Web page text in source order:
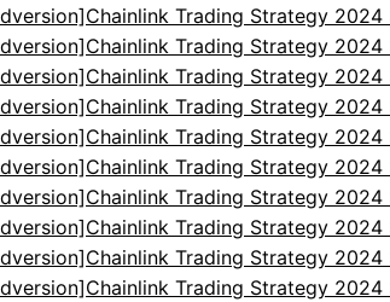
Trading Strategy
Trading Strategy
Trading Strategy
Trading Strategy
Trading Strategy
Trading Strategy
Trading Strategy
Trading Strategy
Trading Strategy
Trading Strategy